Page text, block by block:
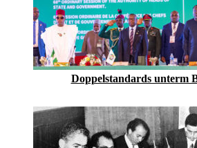
Doppelstandards unterm